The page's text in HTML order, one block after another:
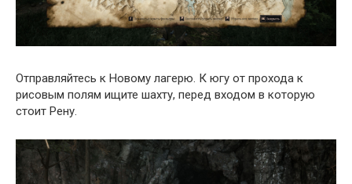
Отправляйтесь к Новому лагерю. К югу от прохода к
рисовым полям ищите шахту, перед входом в которую
стоит Рену.